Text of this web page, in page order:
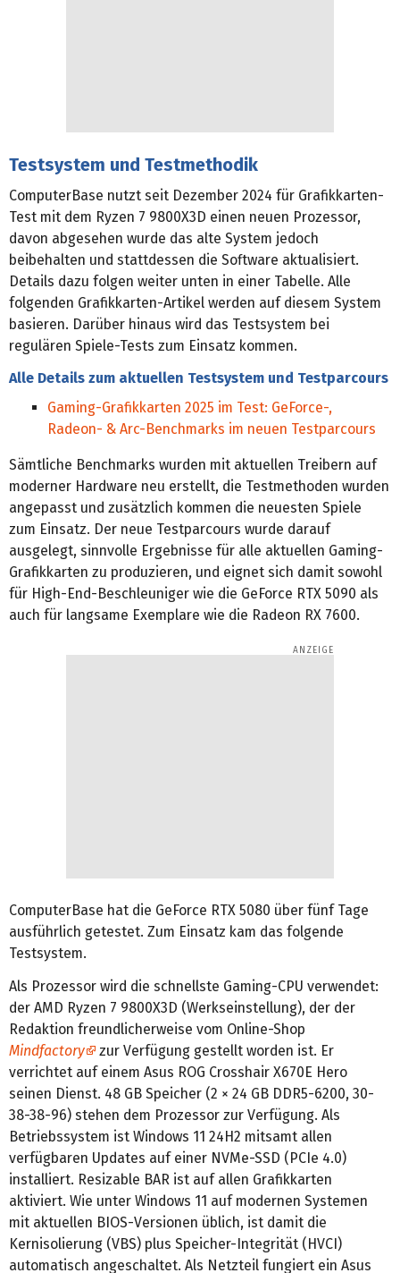
Testsystem und Testmethodik
ComputerBase nutzt seit Dezember 2024 für Grafikkarten-
Test mit dem Ryzen 7 9800X3D einen neuen Prozessor,
davon abgesehen wurde das alte System jedoch
beibehalten und stattdessen die Software aktualisiert.
Details dazu folgen weiter unten in einer Tabelle. Alle
folgenden Grafikkarten-Artikel werden auf diesem System
basieren. Darüber hinaus wird das Testsystem bei
regulären Spiele-Tests zum Einsatz kommen.
Alle Details zum aktuellen Testsystem und Testparcours
Gaming-Grafikkarten 2025 im Test: GeForce-,
Radeon- & Arc-Benchmarks im neuen Testparcours
Sämtliche Benchmarks wurden mit aktuellen Treibern auf
moderner Hardware neu erstellt, die Testmethoden wurden
angepasst und zusätzlich kommen die neuesten Spiele
zum Einsatz. Der neue Testparcours wurde darauf
ausgelegt, sinnvolle Ergebnisse für alle aktuellen Gaming-
Grafikkarten zu produzieren, und eignet sich damit sowohl
für High-End-Beschleuniger wie die GeForce RTX 5090 als
auch für langsame Exemplare wie die Radeon RX 7600.
ComputerBase hat die GeForce RTX 5080 über fünf Tage
ausführlich getestet. Zum Einsatz kam das folgende
Testsystem.
Als Prozessor wird die schnellste Gaming-CPU verwendet:
der AMD Ryzen 7 9800X3D (Werkseinstellung), der der
Redaktion freundlicherweise vom Online-Shop
Mindfactory
zur Verfügung gestellt worden ist. Er
verrichtet auf einem Asus ROG Crosshair X670E Hero
seinen Dienst. 48 GB Speicher (2 × 24 GB DDR5-6200, 30-
38-38-96) stehen dem Prozessor zur Verfügung. Als
Betriebssystem ist Windows 11 24H2 mitsamt allen
verfügbaren Updates auf einer NVMe-SSD (PCIe 4.0)
installiert. Resizable BAR ist auf allen Grafikkarten
aktiviert. Wie unter Windows 11 auf modernen Systemen
mit aktuellen BIOS-Versionen üblich, ist damit die
Kernisolierung (VBS) plus Speicher-Integrität (HVCI)
automatisch angeschaltet. Als Netzteil fungiert ein Asus